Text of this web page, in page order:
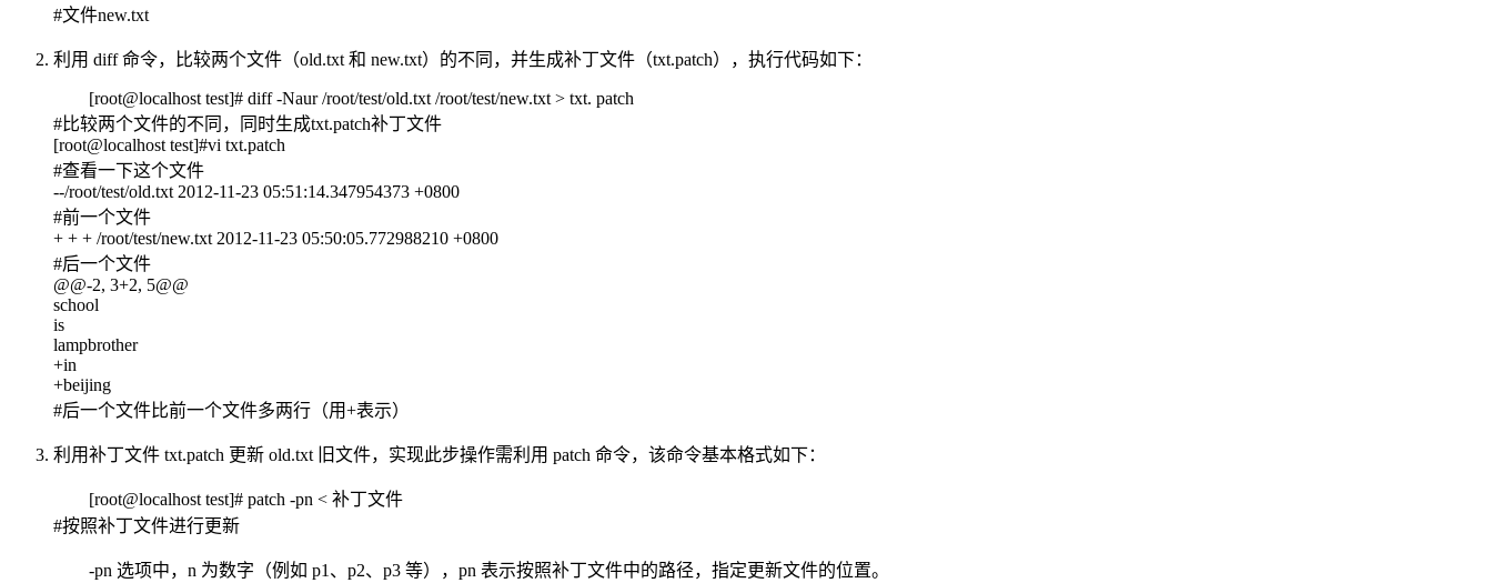
#文件new.txt
利用 diff 命令，比较两个文件（old.txt 和 new.txt）的不同，并生成补丁文件（txt.patch），执行代码如下：
[root@localhost test]# diff -Naur /root/test/old.txt /root/test/new.txt > txt. patch
#比较两个文件的不同，同时生成txt.patch补丁文件
[root@localhost test]#vi txt.patch
#查看一下这个文件
--/root/test/old.txt 2012-11-23 05:51:14.347954373 +0800
#前一个文件
+ + + /root/test/new.txt 2012-11-23 05:50:05.772988210 +0800
#后一个文件
@@-2, 3+2, 5@@
school
is
lampbrother
+in
+beijing
#后一个文件比前一个文件多两行（用+表示）
利用补丁文件 txt.patch 更新 old.txt 旧文件，实现此步操作需利用 patch 命令，该命令基本格式如下：
[root@localhost test]# patch -pn < 补丁文件
#按照补丁文件进行更新
-pn 选项中，n 为数字（例如 p1、p2、p3 等），pn 表示按照补丁文件中的路径，指定更新文件的位置。